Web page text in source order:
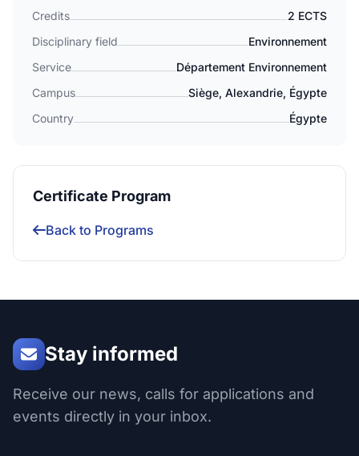
Credits
2 ECTS
Disciplinary field
Environnement
Service
Département Environnement
Campus
Siège, Alexandrie, Égypte
Country
Égypte
Certificate Program
Back to Programs
Stay informed
Receive our news, calls for applications and
events directly in your inbox.